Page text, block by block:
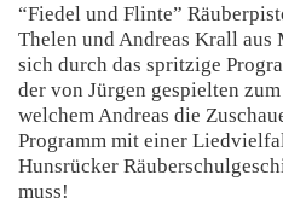
“Fiedel und Flinte”
Thelen und Andreas Krall aus
sich durch das spritzige
der von Jürgen gespielten
welchem Andreas die
Programm mit einer
Hunsrücker
muss!